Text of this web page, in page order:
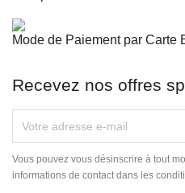
Mode de Paiement par Carte
Recevez nos offres
Vous pouvez vous désinscrire à tout
informations de contact dans les